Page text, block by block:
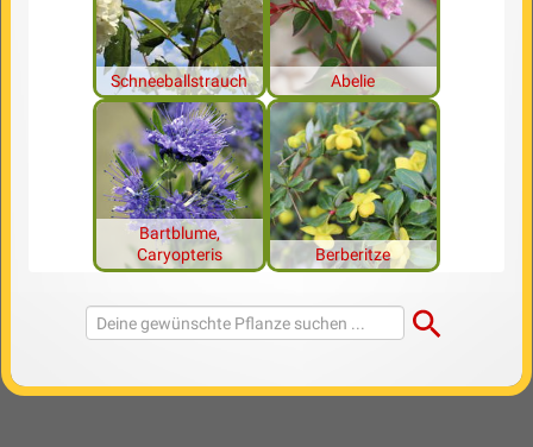
Schneeballstrauch Abelie
Bartblume,
Caryopteris
Berberitze